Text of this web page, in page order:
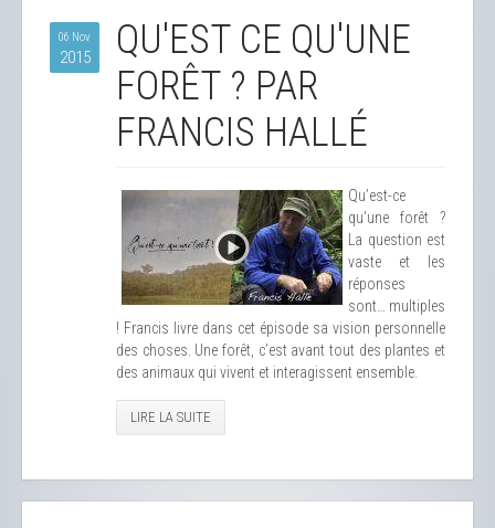
06 Nov
2015
QU'EST CE QU'UNE
FORÊT ? PAR
FRANCIS HALLÉ
Qu’est-ce
qu’une forêt ?
La question est
vaste et les
réponses
sont… multiples
! Francis livre dans cet épisode sa vision personnelle
des choses. Une forêt, c’est avant tout des plantes et
des animaux qui vivent et interagissent ensemble.
LIRE LA SUITE